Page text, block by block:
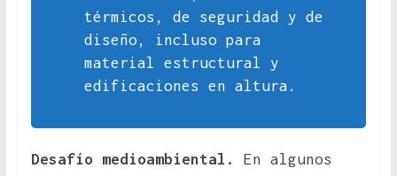
térmicos, de seguridad y de
diseño, incluso para
material estructural y
edificaciones en altura.
Desafío medioambiental. En algunos